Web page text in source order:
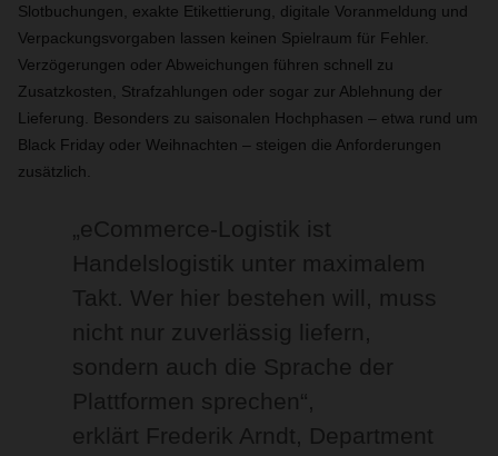
Slotbuchungen, exakte Etikettierung, digitale Voranmeldung und
Verpackungsvorgaben lassen keinen Spielraum für Fehler.
Verzögerungen oder Abweichungen führen schnell zu
Zusatzkosten, Strafzahlungen oder sogar zur Ablehnung der
Lieferung. Besonders zu saisonalen Hochphasen – etwa rund um
Black Friday oder Weihnachten – steigen die Anforderungen
zusätzlich.
„eCommerce-Logistik ist
Handelslogistik unter maximalem
Takt. Wer hier bestehen will, muss
nicht nur zuverlässig liefern,
sondern auch die Sprache der
Plattformen sprechen“,
erklärt Frederik Arndt, Department